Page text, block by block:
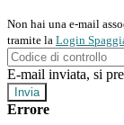
Non hai una e-mail
tramite la Login
E-mail inviata, si
Errore